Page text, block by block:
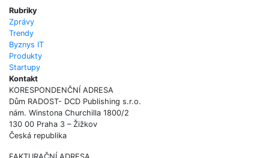
Rubriky
Zprávy
Trendy
Byznys IT
Produkty
Startupy
Kontakt
KORESPONDENČNÍ ADRESA
Dům RADOST- DCD Publishing s.r.o.
nám. Winstona Churchilla 1800/2
130 00 Praha 3 – Žižkov
Česká republika